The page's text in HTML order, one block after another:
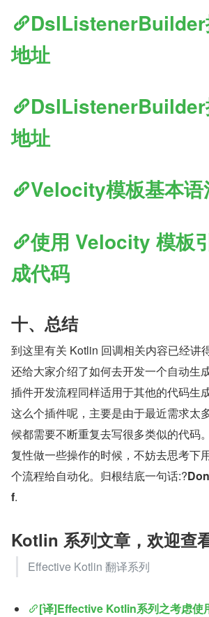
DslListenerBuilder
地址
DslListenerBuilder
地址
Velocity模板基本语
使用 Velocity 模板
成代码
十、总结
到这里有关 Kotlin 回调相关内容已经讲
还给大家介绍了如何去开发一个自动生
插件开发流程同样适用于其他的代码生
这么个插件呢，主要是由于最近需求太
候都需要不断重复去写很多类似的代码
复性做一些操作的时候，不妨去思考下
个流程给自动化。归根结底一句话:?
f.
Kotlin 系列文章，欢迎查
Effective Kotlin 翻译系列
[译]Effective Kotlin系列之考虑使